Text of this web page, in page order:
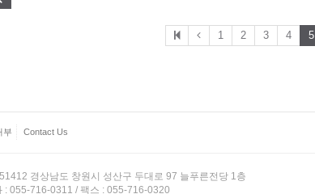
1 2 3 4 5
부 Contact Us
경상남도 창원시 성산구 두대로 97 늘푸른전당 1층
: 055-716-0311 / 팩스 : 055-716-0320